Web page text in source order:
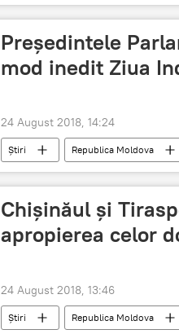
Moldova
Maia Sandu
Președintele
mod inedit Ziua
24 August 2018, 14:24
Știri Republica Moldova
Chișinăul și
apropierea celor
24 August 2018, 13:46
Știri Republica Moldova